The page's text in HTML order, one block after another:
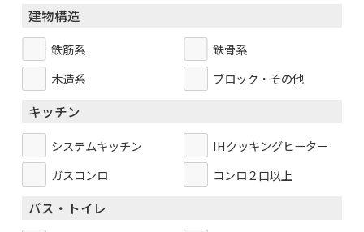
建物構造
鉄筋系
鉄骨系
木造系
ブロック・その他
キッチン
システムキッチン
IHクッキングヒーター
ガスコンロ
コンロ２口以上
バス・トイレ